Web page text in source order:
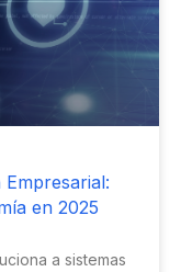
en 2025
a sistemas